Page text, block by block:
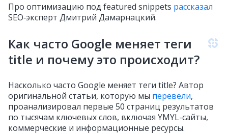
Про оптимизацию под featured snippets рассказал
SEO‑эксперт Дмитрий Дамарнацкий.
Как часто Google меняет теги
title и почему это происходит?
Насколько часто Google меняет теги title? Автор
оригинальной статьи, которую мы перевели,
проанализировал первые 50 страниц результатов
по тысячам ключевых слов, включая YMYL-сайты,
коммерческие и информационные ресурсы.